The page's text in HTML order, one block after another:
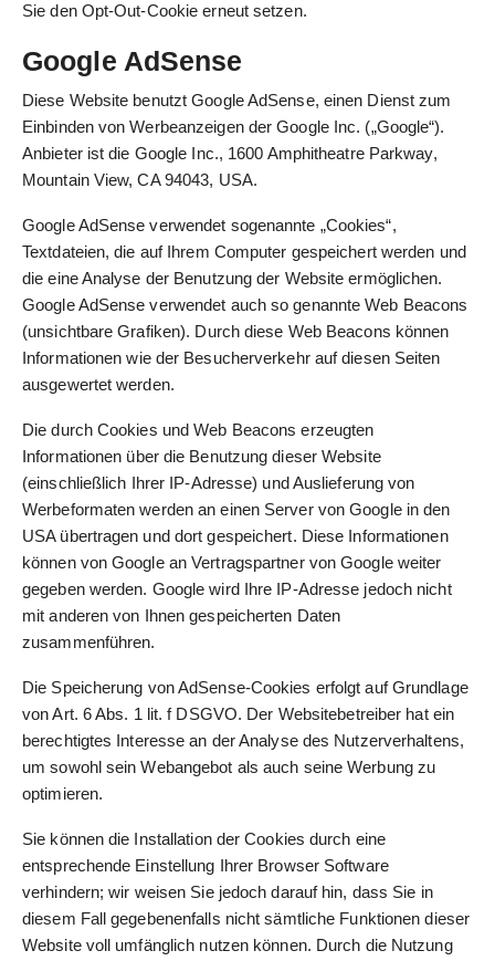
Sie den Opt-Out-Cookie erneut setzen.
Google AdSense
Diese Website benutzt Google AdSense, einen Dienst zum
Einbinden von Werbeanzeigen der Google Inc. („Google“).
Anbieter ist die Google Inc., 1600 Amphitheatre Parkway,
Mountain View, CA 94043, USA.
Google AdSense verwendet sogenannte „Cookies“,
Textdateien, die auf Ihrem Computer gespeichert werden und
die eine Analyse der Benutzung der Website ermöglichen.
Google AdSense verwendet auch so genannte Web Beacons
(unsichtbare Grafiken). Durch diese Web Beacons können
Informationen wie der Besucherverkehr auf diesen Seiten
ausgewertet werden.
Die durch Cookies und Web Beacons erzeugten
Informationen über die Benutzung dieser Website
(einschließlich Ihrer IP-Adresse) und Auslieferung von
Werbeformaten werden an einen Server von Google in den
USA übertragen und dort gespeichert. Diese Informationen
können von Google an Vertragspartner von Google weiter
gegeben werden. Google wird Ihre IP-Adresse jedoch nicht
mit anderen von Ihnen gespeicherten Daten
zusammenführen.
Die Speicherung von AdSense-Cookies erfolgt auf Grundlage
von Art. 6 Abs. 1 lit. f DSGVO. Der Websitebetreiber hat ein
berechtigtes Interesse an der Analyse des Nutzerverhaltens,
um sowohl sein Webangebot als auch seine Werbung zu
optimieren.
Sie können die Installation der Cookies durch eine
entsprechende Einstellung Ihrer Browser Software
verhindern; wir weisen Sie jedoch darauf hin, dass Sie in
diesem Fall gegebenenfalls nicht sämtliche Funktionen dieser
Website voll umfänglich nutzen können. Durch die Nutzung